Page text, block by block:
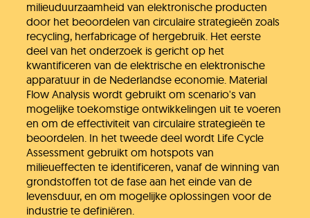
milieuduurzaamheid van elektronische producten
door het beoordelen van circulaire strategieën zoals
recycling, herfabricage of hergebruik. Het eerste
deel van het onderzoek is gericht op het
kwantificeren van de elektrische en elektronische
apparatuur in de Nederlandse economie. Material
Flow Analysis wordt gebruikt om scenario's van
mogelijke toekomstige ontwikkelingen uit te voeren
en om de effectiviteit van circulaire strategieën te
beoordelen. In het tweede deel wordt Life Cycle
Assessment gebruikt om hotspots van
milieueffecten te identificeren, vanaf de winning van
grondstoffen tot de fase aan het einde van de
levensduur, en om mogelijke oplossingen voor de
industrie te definiëren.